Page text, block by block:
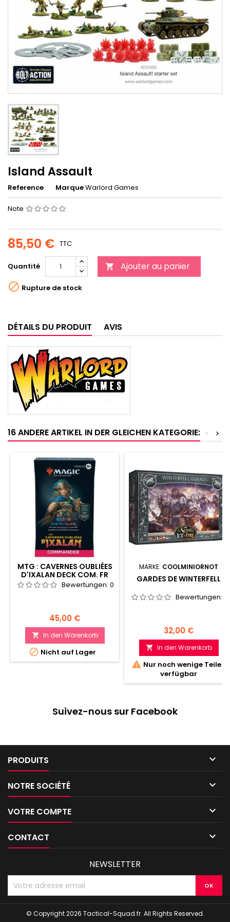
Island Assault
Reference MarqueWarlord Games
Note
85,50 € TTC
Quantité  Ajouter au panier
 Rupture de stock
DÉTAILS DU PRODUIT AVIS
16 ANDERE ARTIKEL IN DER GLEICHEN KATEGORIE: >
<
MTG : CAVERNES OUBLIÉES
D'IXALAN DECK COM. FR
Bewertungen: 0
Preis
45,00 €
 In den Warenkorb
 Nicht auf Lager
MARKE: COOLMINIORNOT
GARDES DE WINTERFELL
Bewertungen:
Preis
32,00 €
 In den Warenkorb
 Nur noch wenige Teile
verfügbar
Suivez-nous sur Facebook
PRODUITS 
NOTRE SOCIÉTÉ 
VOTRE COMPTE 
CONTACT 
NEWSLETTER
© Copyright 2026 Tactical-Squad.fr. All Rights Reserved.